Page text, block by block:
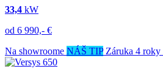
33,4 kW
od 6 990,- €
Na showroome NÁŠ TIP Záruka 4 roky